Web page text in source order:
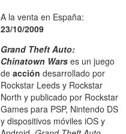
A la venta en España:
23/10/2009
Grand Theft Auto:
Chinatown Warses un juego
deacción desarrollado por
Rockstar Leeds y Rockstar
North y publicado por Rockstar
Games para PSP, Nintendo DS
y dispositivos móviles iOS y